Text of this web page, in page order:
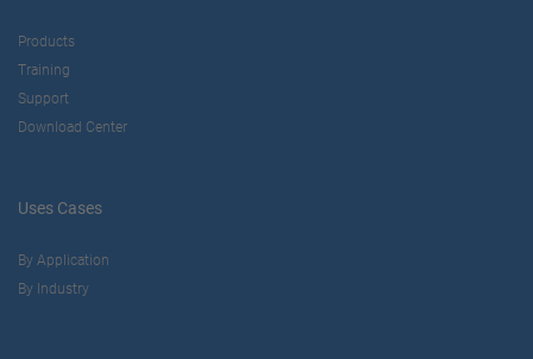
Products
Training
Support
Download Center
Uses Cases
By Application
By Industry